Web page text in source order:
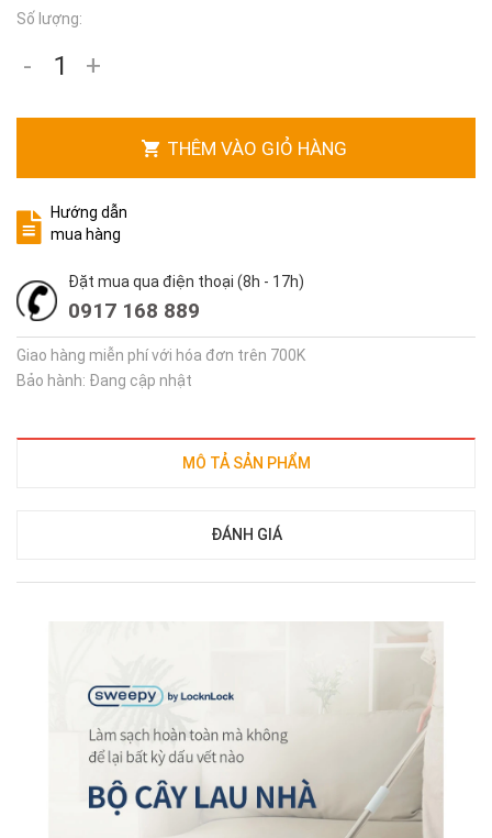
Số lượng:
- +
THÊM VÀO GIỎ HÀNG
Hướng dẫn
mua hàng
Đặt mua qua điện thoại (8h - 17h)
0917 168 889
Giao hàng miễn phí với hóa đơn trên 700K
Bảo hành: Đang cập nhật
MÔ TẢ SẢN PHẨM
ĐÁNH GIÁ